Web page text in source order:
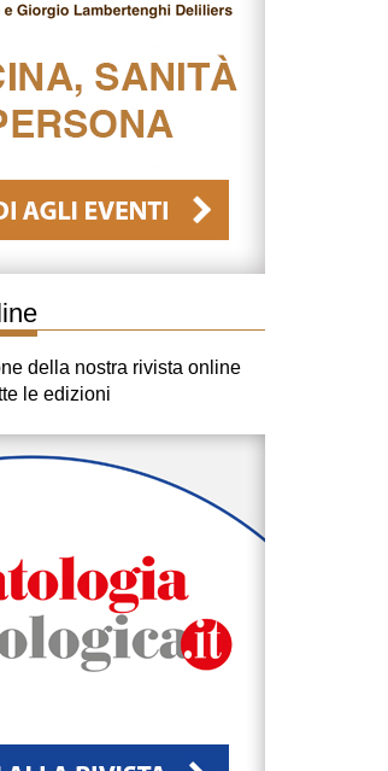
della nostra rivista online
le edizioni